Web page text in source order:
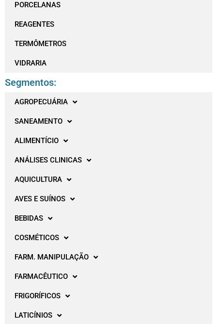
PORCELANAS
REAGENTES
TERMÔMETROS
VIDRARIA
Segmentos:
AGROPECUÁRIA
SANEAMENTO
ALIMENTÍCIO
ANÁLISES CLINICAS
AQUICULTURA
AVES E SUÍNOS
BEBIDAS
COSMÉTICOS
FARM. MANIPULAÇÃO
FARMACÊUTICO
FRIGORÍFICOS
LATICÍNIOS